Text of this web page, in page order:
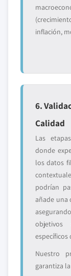
inflación,
6.
Calidad
Las
donde
los datos
podrían
añade una
objetivos
Nuestro
garantiza